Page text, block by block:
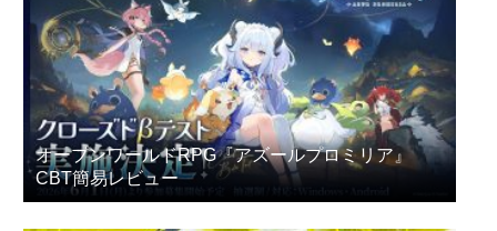
オープンワールドRPG『アズールプロミリア』
CBT簡易レビュー